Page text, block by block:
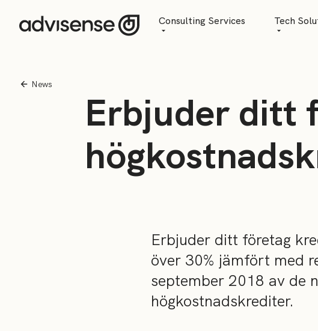
Consulting Services
Managed Services
Tech
Risk
News
Erbjuder ditt
Erbjuder ditt företag
över 30% jämfört med
september 2018 av de
högkostnadskrediter.